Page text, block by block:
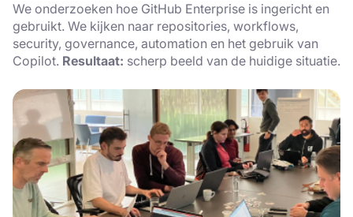
We onderzoeken hoe GitHub Enterprise is ingericht en
gebruikt. We kijken naar repositories, workflows,
security, governance, automation en het gebruik van
Copilot. Resultaat: scherp beeld van de huidige situatie.